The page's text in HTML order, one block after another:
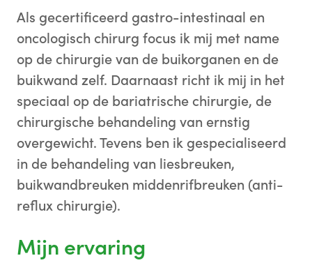
Als gecertificeerd gastro-intestinaal en
oncologisch chirurg focus ik mij met name
op de chirurgie van de buikorganen en de
buikwand zelf. Daarnaast richt ik mij in het
speciaal op de bariatrische chirurgie, de
chirurgische behandeling van ernstig
overgewicht. Tevens ben ik gespecialiseerd
in de behandeling van liesbreuken,
buikwandbreuken middenrifbreuken (anti-
reflux chirurgie).
Mijn ervaring